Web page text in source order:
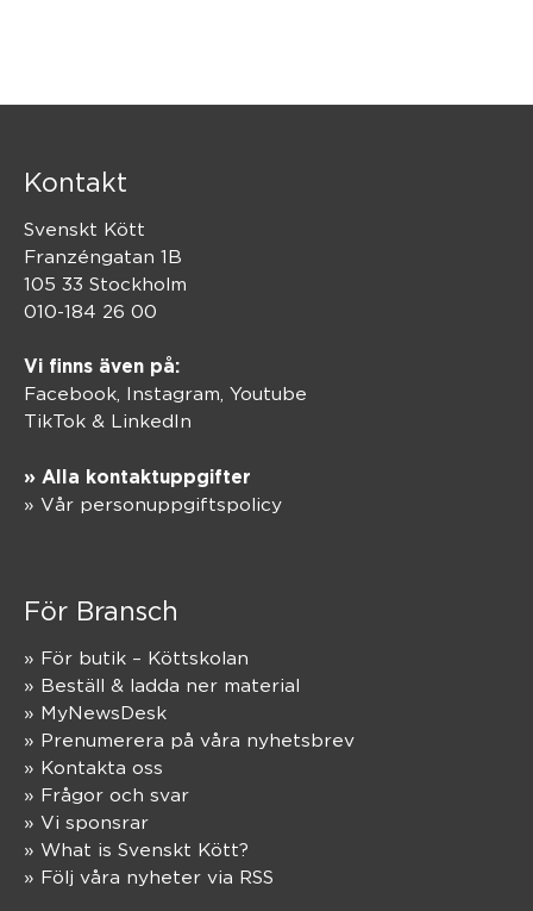
Kontakt
Svenskt Kött
Franzéngatan 1B
105 33 Stockholm
010-184 26 00
Vi finns även på:
Facebook, Instagram, Youtube
TikTok & LinkedIn
» Alla kontaktuppgifter
» Vår personuppgiftspolicy
För Bransch
» För butik – Köttskolan
» Beställ & ladda ner material
» MyNewsDesk
» Prenumerera på våra nyhetsbrev
» Kontakta oss
» Frågor och svar
» Vi sponsrar
» What is Svenskt Kött?
» Följ våra nyheter via RSS